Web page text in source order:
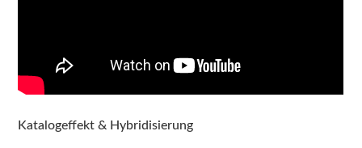
Katalogeffekt & Hybridisierung